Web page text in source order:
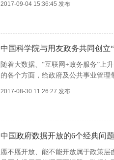
2017-09-04 15:36:45 发布
中国科学院与用友政务共同创立
随着大数据、“互联网+政务服务”上
的各个方面，给政府及公共事业管理
2017-08-30 11:26:27 发布
中国政府数据开放的6个经典问
愿不愿开放、能不能开放属于政策